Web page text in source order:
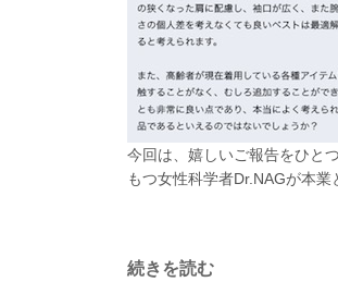
今回は、嬉しいご報告をひと
もつ女性科学者Dr.NAGが本
続きを読む